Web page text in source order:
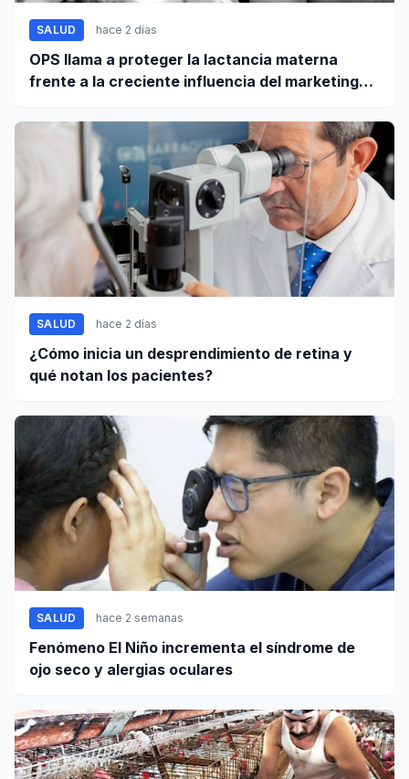
SALUD hace 2 días
OPS llama a proteger la lactancia materna
frente a la creciente influencia del marketing
SALUD hace 2 días
¿Cómo inicia un desprendimiento de retina y
qué notan los pacientes?
SALUD hace 2 semanas
Fenómeno El Niño incrementa el síndrome de
ojo seco y alergias oculares